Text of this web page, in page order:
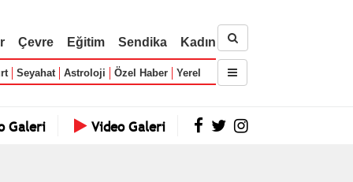
Çevre Eğitim Sendika Kadın
Seyahat Astroloji Özel Haber Yerel
Galeri Video Galeri